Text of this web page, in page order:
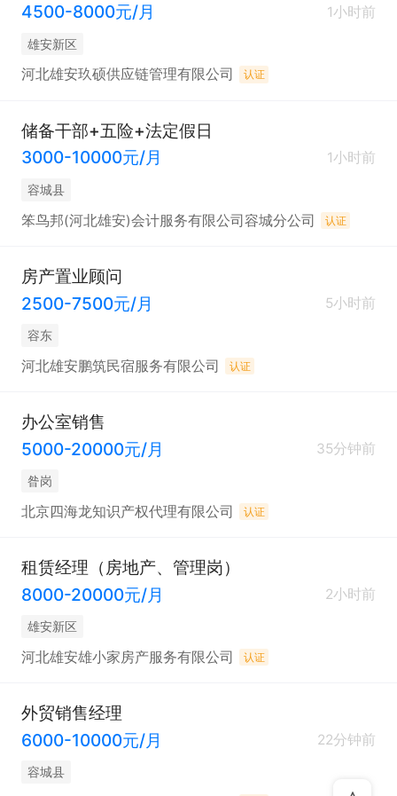
4500-8000元/月
1小时前
雄安新区
河北雄安玖硕供应链管理有限公司 认证
储备干部+五险+法定假日
3000-10000元/月
1小时前
容城县
笨鸟邦(河北雄安)会计服务有限公司容城分公司 认证
房产置业顾问
2500-7500元/月
5小时前
容东
河北雄安鹏筑民宿服务有限公司 认证
办公室销售
5000-20000元/月
35分钟前
昝岗
北京四海龙知识产权代理有限公司 认证
租赁经理（房地产、管理岗）
8000-20000元/月
2小时前
雄安新区
河北雄安雄小家房产服务有限公司 认证
外贸销售经理
6000-10000元/月
22分钟前
容城县